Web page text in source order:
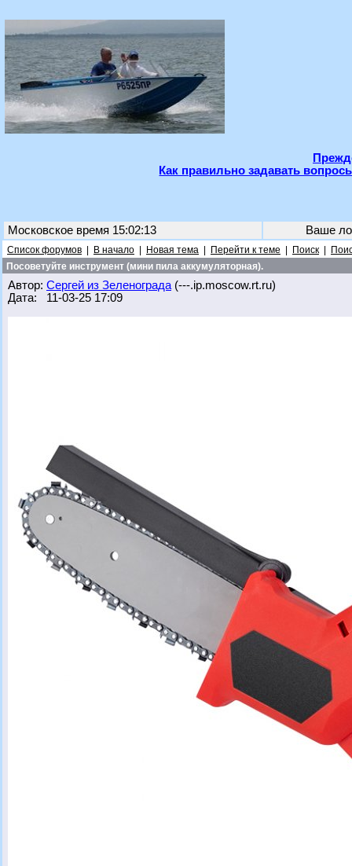
Как правильно задавать
Московское время 15:02:13 Ваше
Список форумов В начало Новая тема Перейти к теме Поиск
Посоветуйте инструмент (мини пила аккумуляторная).
Автор: Сергей из Зеленограда (---.ip.moscow.rt.ru)
Дата: 11-03-25 17:09